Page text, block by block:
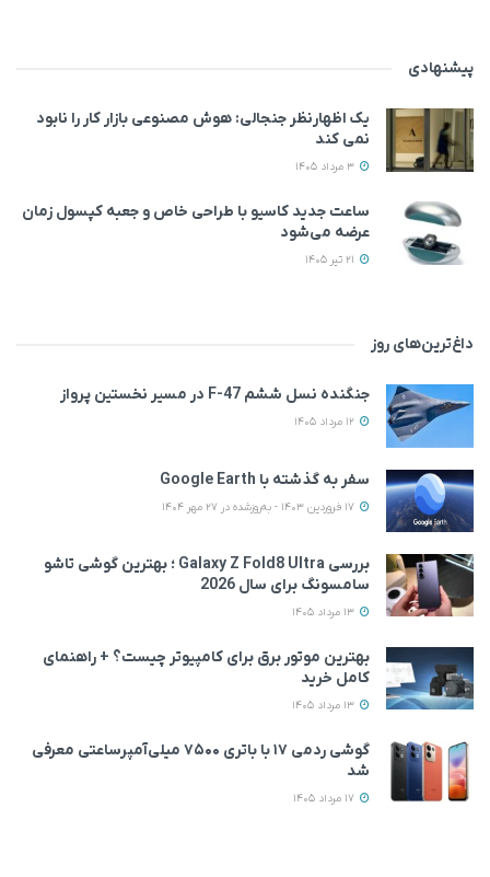
پیشنهادی
یک اظهارنظر جنجالی: هوش مصنوعی بازار کار را نابود
نمی‌ کند
ساعت جدید کاسیو با طراحی خاص و جعبه کپسول زمان
عرضه می‌شود
داغ‌ترین‌های روز
جنگنده نسل ششم F-47 در مسیر نخستین پرواز
سفر به گذشته با Google Earth
بررسی Galaxy Z Fold8 Ultra ؛ بهترین گوشی تاشو
سامسونگ برای سال 2026
بهترین موتور برق برای کامپیوتر چیست؟ + راهنمای
کامل خرید
گوشی ردمی ۱۷ با باتری ۷۵۰۰ میلی‌آمپرساعتی معرفی
شد